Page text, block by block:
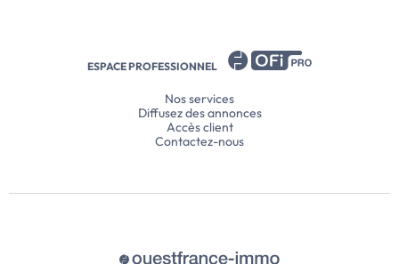
ESPACE PROFESSIONNEL
Nos services
Diffusez des annonces
Accès client
Contactez-nous